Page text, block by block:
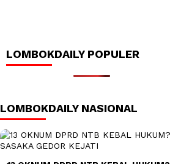
LOMBOKDAILY POPULER
LOMBOKDAILY NASIONAL